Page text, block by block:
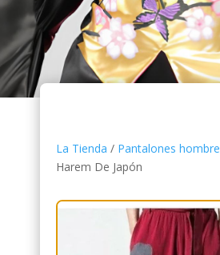
La Tienda / Pantalones hombre
Harem De Japón